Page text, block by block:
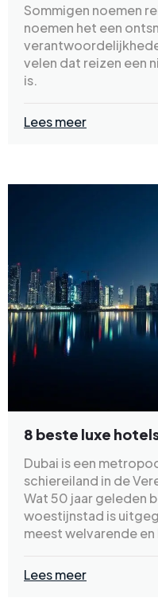
Sommigen noemen
noemen het een
velen dat reizen een
is.
Lees meer
8 beste luxe
Dubai is een
schiereiland in de
Wat 50 jaar geleden
woestijnstad is
meest welvarende
Lees meer